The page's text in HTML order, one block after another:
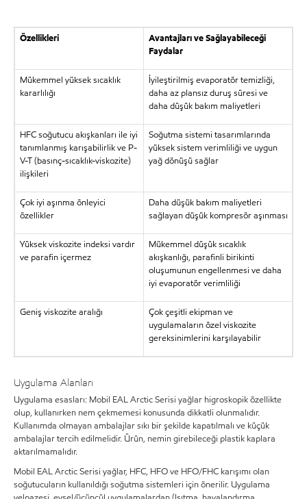
Özellikleri
Avantajları ve Sağlayabileceği
Faydalar
Mükemmel yüksek sıcaklık
kararlılığı
İyileştirilmiş evaporatör temizliği,
daha az plansız duruş süresi ve
daha düşük bakım maliyetleri
HFC soğutucu akışkanları ile iyi
tanımlanmış karışabilirlik ve P-
V-T (basınç-sıcaklık-viskozite)
ilişkileri
Soğutma sistemi tasarımlarında
yüksek sistem verimliliği ve uygun
yağ dönüşü sağlar
Çok iyi aşınma önleyici
özellikler
Daha düşük bakım maliyetleri
sağlayan düşük kompresör aşınması
Yüksek viskozite indeksi vardır
ve parafin içermez
Mükemmel düşük sıcaklık
akışkanlığı, parafinli birikinti
oluşumunun engellenmesi ve daha
iyi evaporatör verimliliği
Geniş viskozite aralığı
Çok çeşitli ekipman ve
uygulamaların özel viskozite
gereksinimlerini karşılayabilir
Uygulama Alanları
Uygulama esasları: Mobil EAL Arctic Serisi yağlar higroskopik özellikte
olup, kullanırken nem çekmemesi konusunda dikkatli olunmalıdır.
Kullanımda olmayan ambalajlar sıkı bir şekilde kapatılmalı ve küçük
ambalajlar tercih edilmelidir. Ürün, nemin girebileceği plastik kaplara
aktarılmamalıdır.
Mobil EAL Arctic Serisi yağlar, HFC, HFO ve HFO/FHC karışımı olan
soğutucuların kullanıldığı soğutma sistemleri için önerilir. Uygulama